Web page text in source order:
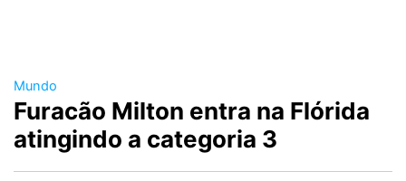
Mundo
Furacão Milton entra na Flórida
atingindo a categoria 3